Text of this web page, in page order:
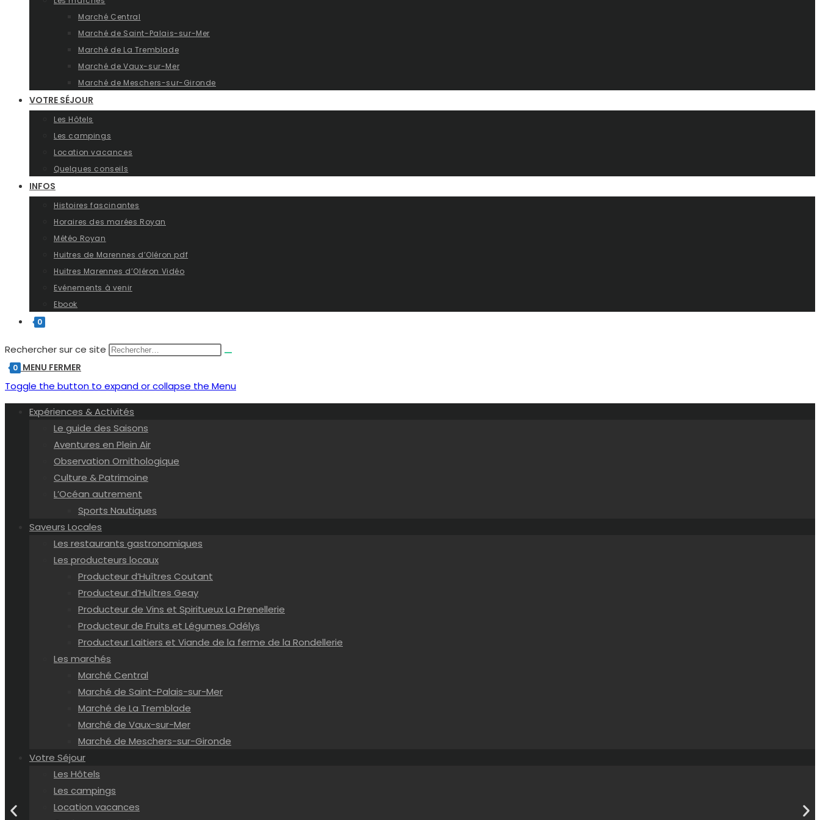
Marché Central
Marché de Saint-Palais-sur-Mer
Marché de La Tremblade
Marché de Vaux-sur-Mer
Marché de Meschers-sur-Gironde
VOTRE SÉJOUR
Les Hôtels
Les campings
Location vacances
Quelques conseils
INFOS
Histoires fascinantes
Horaires des marées Royan
Météo Royan
Huitres de Marennes d’Oléron pdf
Huitres Marennes d’Oléron Vidéo
Evénements à venir
Ebook
0
Rechercher sur ce site
0 MENU FERMER
Toggle the button to expand or collapse the Menu
Expériences & Activités
Le guide des Saisons
Aventures en Plein Air
Observation Ornithologique
Culture & Patrimoine
L’Océan autrement
Sports Nautiques
Saveurs Locales
Les restaurants gastronomiques
Les producteurs locaux
Producteur d’Huîtres Coutant
Producteur d’Huîtres Geay
Producteur de Vins et Spiritueux La Prenellerie
Producteur de Fruits et Légumes Odélys
Producteur Laitiers et Viande de la ferme de la Rondellerie
Les marchés
Marché Central
Marché de Saint-Palais-sur-Mer
Marché de La Tremblade
Marché de Vaux-sur-Mer
Marché de Meschers-sur-Gironde
Votre Séjour
Les Hôtels
Les campings
Location vacances